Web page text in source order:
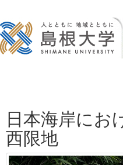
日本海岸にお
西限地